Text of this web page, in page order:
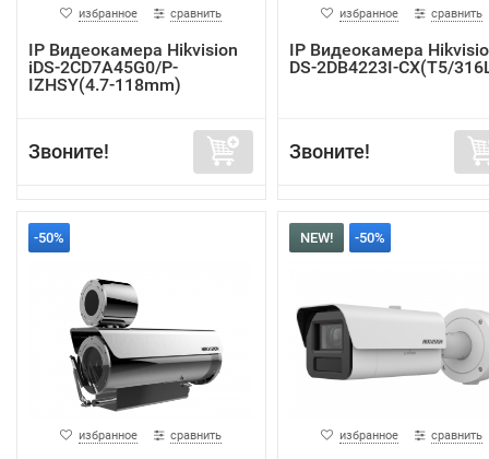
избранное сравнить
IP Видеокамера Hikvision
iDS-2CD7A45G0/P-
IZHSY(4.7-118mm)
Звоните!
избранное сравнить
IP Видеокамера
DS-2DB4223I-CX(T5/
Звоните!
-50%
избранное сравнить
NEW! -50%
избранное сравнить